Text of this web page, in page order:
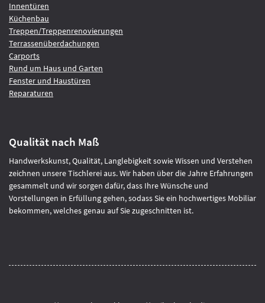
Innentüren
Küchenbau
Treppen/Treppenrenovierungen
Terrassenüberdachungen
Carports
Rund um Haus und Garten
Fenster und Haustüren
Reparaturen
Qualität nach Maß
Handwerkskunst, Qualität, Langlebigkeit sowie Wissen und Verstehen
zeichnen unsere Tischlerei aus. Wir haben über die Jahre Erfahrungen
gesammelt und wir sorgen dafür, dass Ihre Wünsche und
Vorstellungen in Erfüllung gehen, sodass Sie ein hochwertiges Mobiliar
bekommen, welches genau auf Sie zugeschnitten ist.